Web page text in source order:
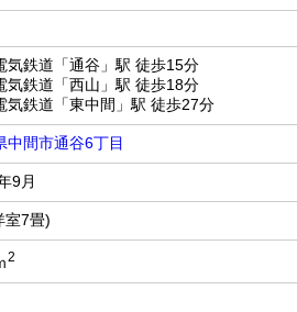
気鉄道「通谷」駅 徒歩15分
気鉄道「西山」駅 徒歩18分
気鉄道「東中間」駅 徒歩27分
中間市通谷6丁目
9月
室7畳)
2